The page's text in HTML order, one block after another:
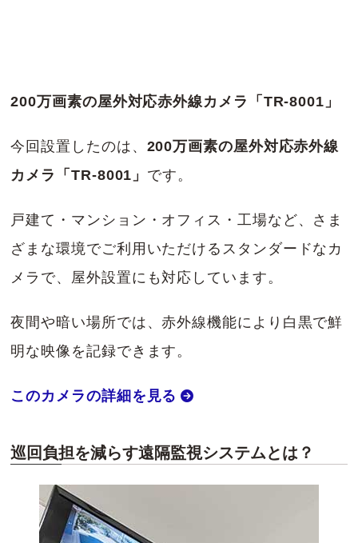
200万画素の屋外対応赤外線カメラ「TR-8001」
今回設置したのは、 200万画素の屋外対応赤外線
カメラ「TR-8001」 です。
戸建て・マンション・オフィス・工場など、さま
ざまな環境でご利用いただけるスタンダードなカ
メラで、屋外設置にも対応しています。
夜間や暗い場所では、赤外線機能により白黒で鮮
明な映像を記録できます。
このカメラの詳細を見る
巡回負担を減らす遠隔監視システムとは？